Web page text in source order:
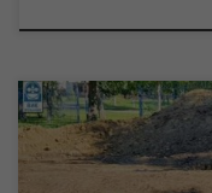
Током летњег
рад пет нових